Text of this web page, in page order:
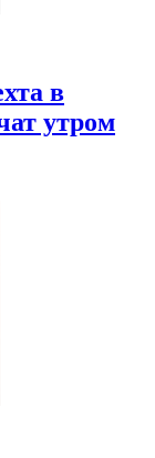
в
утром